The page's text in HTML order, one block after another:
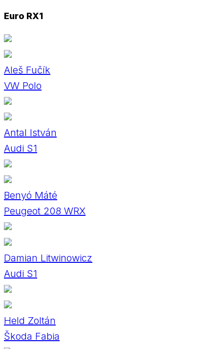
Euro RX1
Aleš Fučík
VW Polo
Antal István
Audi S1
Benyó Máté
Peugeot 208 WRX
Damian Litwinowicz
Audi S1
Held Zoltán
Škoda Fabia